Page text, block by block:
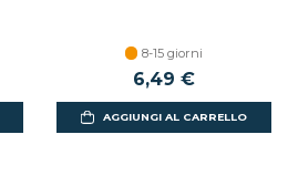
8-15 giorni
6,49 €
AGGIUNGI AL CARRELLO